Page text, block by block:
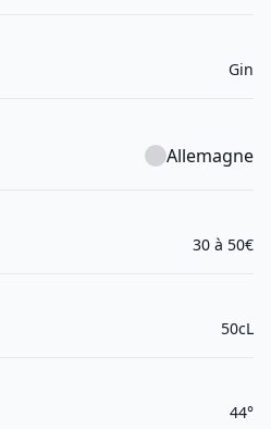
Gin
Allemagne
30 à 50€
50cL
44°